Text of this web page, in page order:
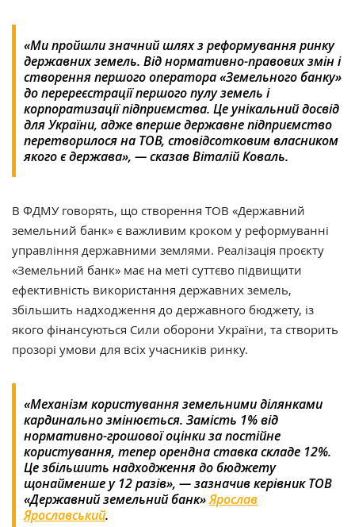
«Ми пройшли значний шлях з реформування ринку
державних земель. Від нормативно-правових змін і
створення першого оператора «Земельного банку»
до перереєстрації першого пулу земель і
корпоратизації підприємства. Це унікальний досвід
для України, адже вперше державне підприємство
перетворилося на ТОВ, стовідсотковим власником
якого є держава», — сказав Віталій Коваль.
В ФДМУ говорять, що створення ТОВ «Державний
земельний банк» є важливим кроком у реформуванні
управління державними землями. Реалізація проєкту
«Земельний банк» має на меті суттєво підвищити
ефективність використання державних земель,
збільшить надходження до державного бюджету, із
якого фінансуються Сили оборони України, та створить
прозорі умови для всіх учасників ринку.
«Механізм користування земельними ділянками
кардинально змінюється. Замість 1% від
нормативно-грошової оцінки за постійне
користування, тепер орендна ставка складе 12%.
Це збільшить надходження до бюджету
щонайменше у 12 разів», — зазначив керівник ТОВ
«Державний земельний банк»Ярослав
Ярославський.